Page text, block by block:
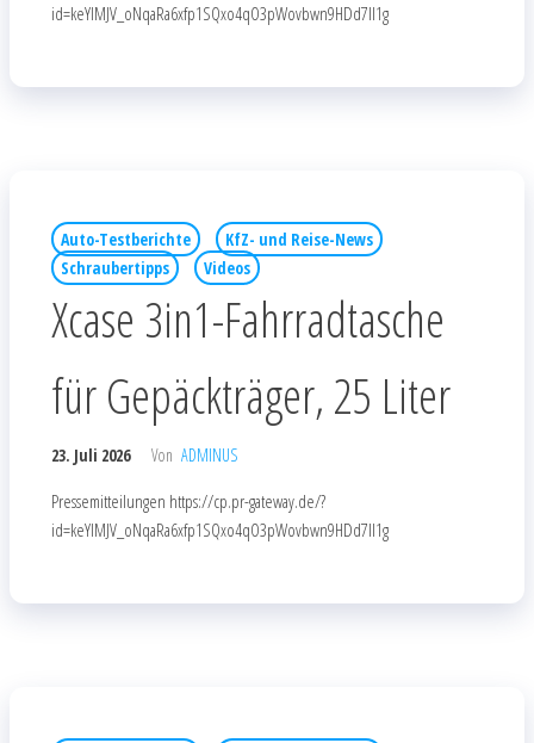
id=keYlMJV_oNqaRa6xfp1SQxo4qO3pWovbwn9HDd7Il1g
Auto-Testberichte
KfZ- und Reise-News
Schraubertipps
Videos
Xcase 3in1-Fahrradtasche
für Gepäckträger, 25 Liter
23. Juli 2026 Von ADMINUS
Pressemitteilungen https://cp.pr-gateway.de/?
id=keYlMJV_oNqaRa6xfp1SQxo4qO3pWovbwn9HDd7Il1g